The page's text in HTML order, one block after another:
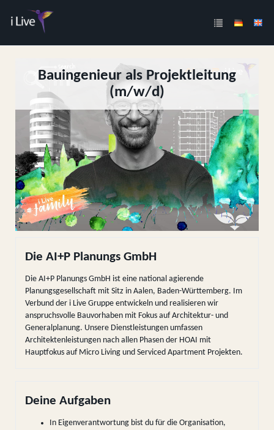
Bauingenieur als Projektleitung
(m/w/d)
Die AI+P Planungs GmbH
Die AI+P Planungs GmbH ist eine national agierende
Planungsgesellschaft mit Sitz in Aalen, Baden-Württemberg. Im
Verbund der i Live Gruppe entwickeln und realisieren wir
anspruchsvolle Bauvorhaben mit Fokus auf Architektur- und
Generalplanung. Unsere Dienstleistungen umfassen
Architektenleistungen nach allen Phasen der HOAI mit
Hauptfokus auf Micro Living und Serviced Apartment Projekten.
Deine Aufgaben
In Eigenverantwortung bist du für die Organisation,